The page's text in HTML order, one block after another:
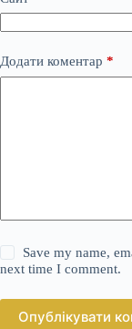
Додати коментар *
Save my name,
next time I comment.
Опублікувати